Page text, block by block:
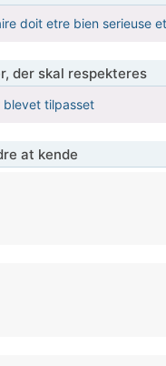
doit etre bien serieuse
der skal respekteres
blevet tilpasset
at kende